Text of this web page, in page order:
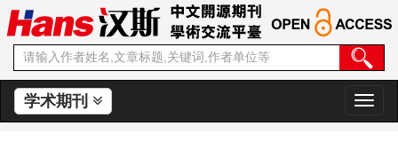
学术期刊
切
换